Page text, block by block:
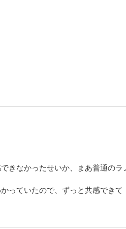
きなかったせいか、まあ普通のラ
っていたので、ずっと共感できて